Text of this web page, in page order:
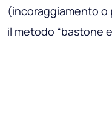
(incoraggiamento
il metodo “bastone